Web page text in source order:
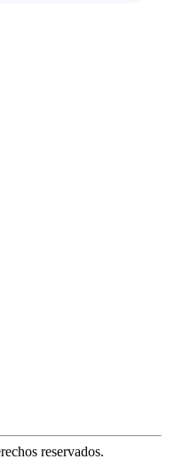
reservados.